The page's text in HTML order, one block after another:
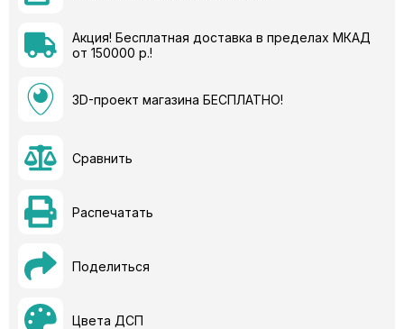
Акция! Бесплатная доставка в пределах МКАД
от 150000 р.!
3D-проект магазина БЕСПЛАТНО!
Сравнить
Распечатать
Поделиться
Цвета ДСП